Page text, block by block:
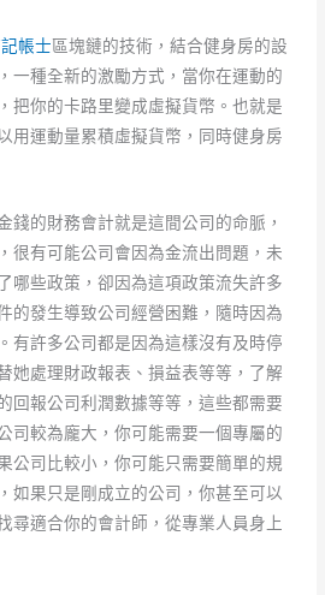
帳士區塊鏈的技術，結合健身房的設
一種全新的激勵方式，當你在運動的
把你的卡路里變成虛擬貨幣。也就是
用運動量累積虛擬貨幣，同時健身房
錢的財務會計就是這間公司的命脈，
很有可能公司會因為金流出問題，未
哪些政策，卻因為這項政策流失許多
的發生導致公司經營困難，隨時因為
有許多公司都是因為這樣沒有及時停
她處理財政報表、損益表等等，了解
回報公司利潤數據等等，這些都需要
司較為龐大，你可能需要一個專屬的
公司比較小，你可能只需要簡單的規
如果只是剛成立的公司，你甚至可以
尋適合你的會計師，從專業人員身上